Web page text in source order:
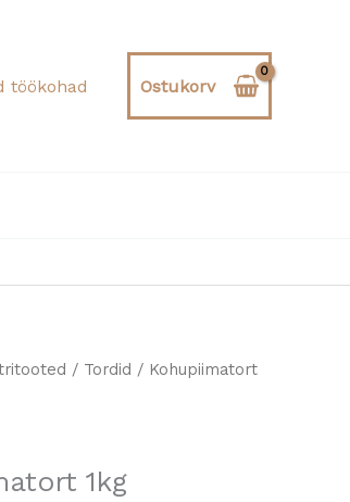
töökohad Ostukorv
/ Tordid / Kohupiimatort
1kg